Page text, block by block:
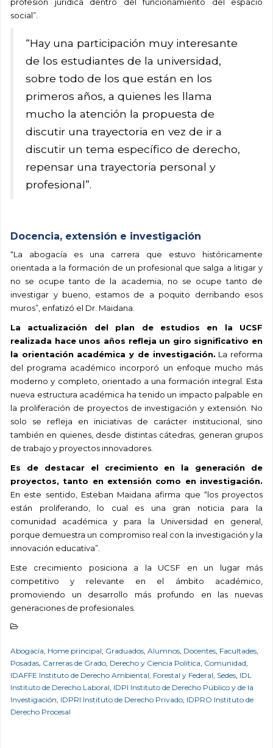
social”.
“Hay una participación muy interesante
de los estudiantes de la universidad,
sobre todo de los que están en los
primeros años, a quienes les llama
mucho la atención la propuesta de
discutir una trayectoria en vez de ir a
discutir un tema específico de derecho,
repensar una trayectoria personal y
profesional”.
Docencia, extensión e investigación
“La abogacía es una carrera que estuvo históricamente
orientada a la formación de un profesional que salga a litigar y
no se ocupe tanto de la academia, no se ocupe tanto de
investigar y bueno, estamos de a poquito derribando esos
muros”, enfatizó el Dr. Maidana.
La actualización del plan de estudios en la UCSF
realizada hace unos años refleja un giro significativo en
la orientación académica y de investigación. La reforma
del programa académico incorporó un enfoque mucho más
moderno y completo, orientado a una formación integral. Esta
nueva estructura académica ha tenido un impacto palpable en
la proliferación de proyectos de investigación y extensión. No
solo se refleja en iniciativas de carácter institucional, sino
también en quienes, desde distintas cátedras, generan grupos
de trabajo y proyectos innovadores.
Es de destacar el crecimiento en la generación de
proyectos, tanto en extensión como en investigación.
En este sentido, Esteban Maidana afirma que “los proyectos
están proliferando, lo cual es una gran noticia para la
comunidad académica y para la Universidad en general,
porque demuestra un compromiso real con la investigación y la
innovación educativa”.
Este crecimiento posiciona a la UCSF en un lugar más
competitivo y relevante en el ámbito académico,
promoviendo un desarrollo más profundo en las nuevas
generaciones de profesionales.
Abogacía Home principal Graduados Alumnos Docentes Facultades
Posadas Carreras de Grado Derecho y Ciencia Política Comunidad
IDAFFE Instituto de Derecho Ambiental, Forestal y Federal Sedes IDL
Instituto de Derecho Laboral IDPI Instituto de Derecho Público y de la
Investigación IDPRI Instituto de Derecho Privado IDPRO Instituto de
Derecho Procesal